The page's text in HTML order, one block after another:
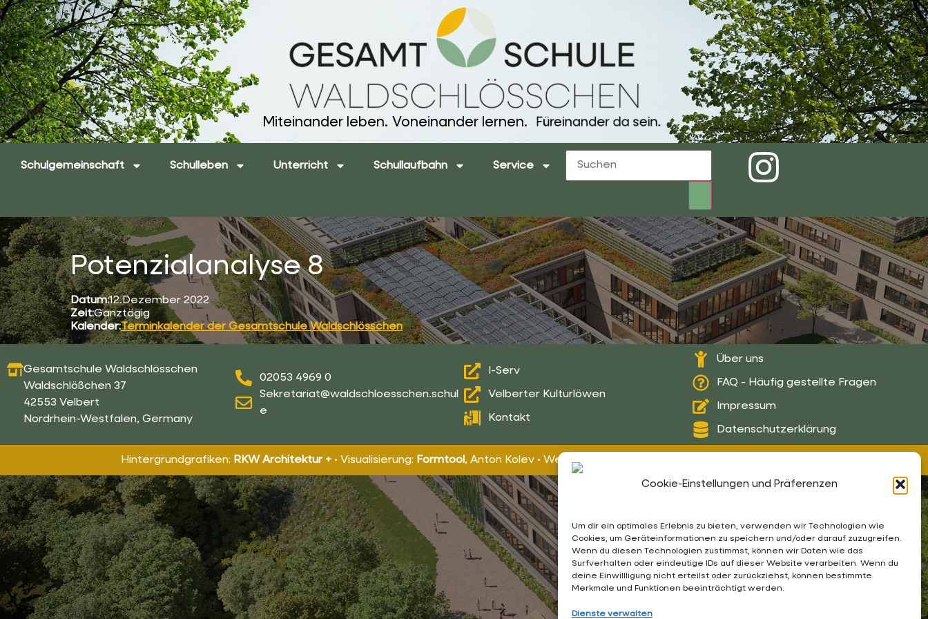
Cookie-Einstellungen und Präferenzen
Um dir ein optimales Erlebnis zu bieten, verwenden wir Technologien wie
Cookies, um Geräteinformationen zu speichern und/oder darauf zuzugreifen.
Wenn du diesen Technologien zustimmst, können wir Daten wie das
Surfverhalten oder eindeutige IDs auf dieser Website verarbeiten. Wenn du
deine Einwillligung nicht erteilst oder zurückziehst, können bestimmte
Merkmale und Funktionen beeinträchtigt werden.
Dienste verwalten
Miteinander leben. Voneinander lernen. Füreinander da sein.
Schulgemeinschaft Schulleben Unterricht Schullaufbahn Service
Potenzialanalyse 8
Datum:12.Dezember 2022
Zeit:Ganztägig
Kalender:Terminkalender der Gesamtschule Waldschlösschen
Gesamtschule Waldschlösschen
Waldschlößchen 37
42553 Velbert
Nordrhein-Westfalen, Germany
02053 4969 0
Sekretariat@waldschloesschen.schul
e
I-Serv
Velberter Kulturlöwen
Kontakt
Über uns
FAQ - Häufig gestellte Fragen
Impressum
Datenschutzerklärung
Hintergrundgrafiken: RKW Architektur +• Visualisierung: Formtool , Anton Kolev • Website-Design: